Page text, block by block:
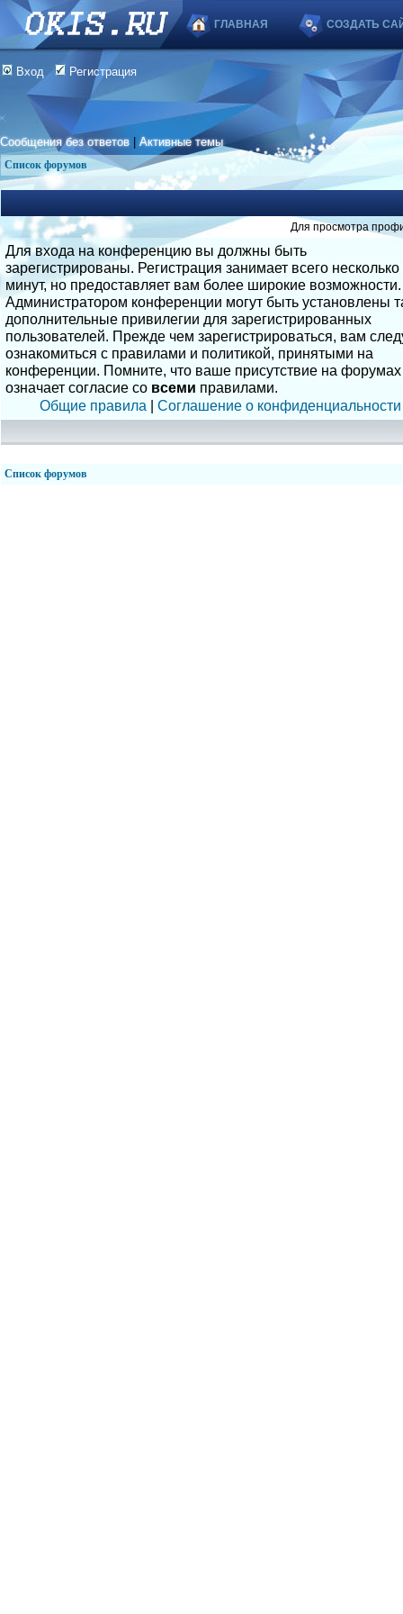
ГЛАВНАЯ СОЗДАТЬ
Вход Регистрация
Сообщения без ответов |Активные темы
Список форумов
Для просмотра
Для входа на конференцию вы должны быть
зарегистрированы. Регистрация занимает всего несколько
минут, но предоставляет вам более широкие возможности.
Администратором конференции могут быть установлены
дополнительные привилегии для зарегистрированных
пользователей. Прежде чем зарегистрироваться, вам
ознакомиться с правилами и политикой, принятыми на
конференции. Помните, что ваше присутствие на форумах
означает согласие со всеми правилами.
Общие правила | Соглашение о конфиденциальности
Список форумов